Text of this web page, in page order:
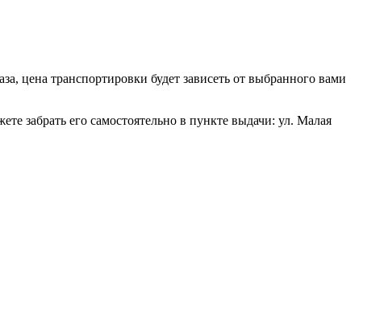
цена транспортировки будет зависеть от выбранного вами
забрать его самостоятельно в пункте выдачи: ул. Малая